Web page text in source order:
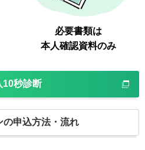
必要書類は
本人確認資料のみ
10秒診断
の申込方法・流れ